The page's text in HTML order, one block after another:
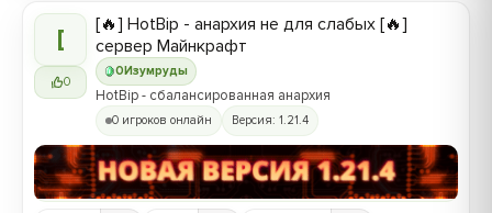
[
0
0 Изумруды
[🔥] HotBip - анархия не для слабых [🔥]
сервер Майнкрафт
HotBip - сбалансированная анархия
0 игроков онлайн Версия: 1.21.4